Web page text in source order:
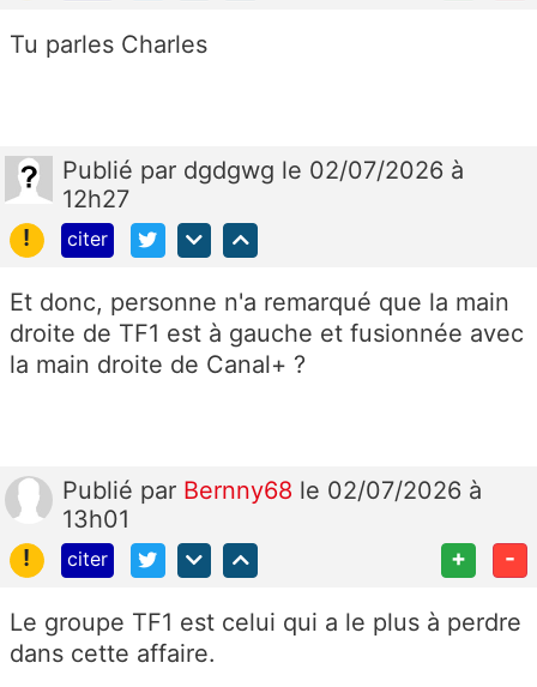
Tu parles Charles
Publié par dgdgwg le 02/07/2026 à
12h27
!
citer
Et donc, personne n'a remarqué que la main
droite de TF1 est à gauche et fusionnée avec
la main droite de Canal+ ?
Publié par Bernny68 le 02/07/2026 à
13h01
!
citer + -
Le groupe TF1 est celui qui a le plus à perdre
dans cette affaire.